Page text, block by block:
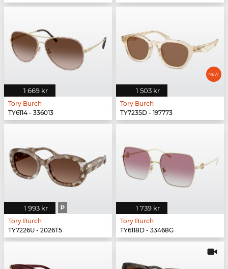
1 669 kr
Tory Burch
TY6114 - 336013
1 503 kr
Tory Burch
TY7235D - 197773
1 993 kr P
Tory Burch
TY7226U - 2026T5
1 739 kr
Tory Burch
TY6118D - 33468G